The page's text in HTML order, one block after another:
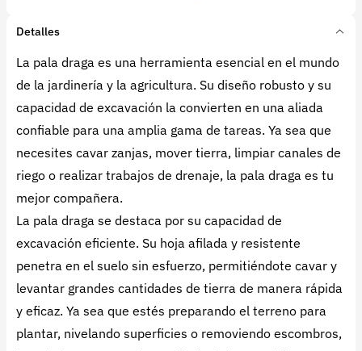
Detalles
La pala draga es una herramienta esencial en el mundo
de la jardinería y la agricultura. Su diseño robusto y su
capacidad de excavación la convierten en una aliada
confiable para una amplia gama de tareas. Ya sea que
necesites cavar zanjas, mover tierra, limpiar canales de
riego o realizar trabajos de drenaje, la pala draga es tu
mejor compañera.
La pala draga se destaca por su capacidad de
excavación eficiente. Su hoja afilada y resistente
penetra en el suelo sin esfuerzo, permitiéndote cavar y
levantar grandes cantidades de tierra de manera rápida
y eficaz. Ya sea que estés preparando el terreno para
plantar, nivelando superficies o removiendo escombros,